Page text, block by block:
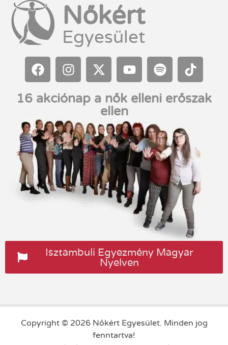
Nőkért
Egyesület
16 akciónap a nők elleni erőszak
ellen
Isztambuli Egyezmény Magyar
Nyelven
Copyright © 2026 Nőkért Egyesület. Minden jog
fenntartva!